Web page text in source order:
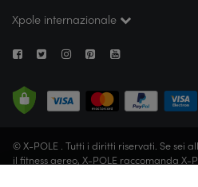
Xpole internazionale
© X-POLE . Tutti i diritti riservati. Se sei
il fitness aereo, X-POLE raccomanda